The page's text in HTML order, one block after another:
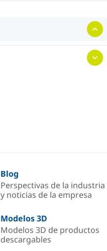
Blog
Perspectivas de la industria
y noticias de la empresa
Modelos 3D
Modelos 3D de productos
descargables